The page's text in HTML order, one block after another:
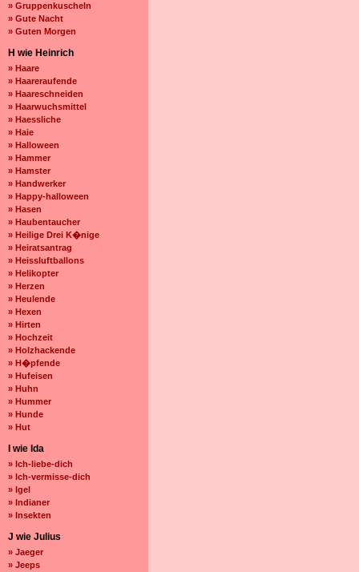
» Gruppenkuscheln
» Gute Nacht
» Guten Morgen
H wie Heinrich
» Haare
» Haareraufende
» Haareschneiden
» Haarwuchsmittel
» Haessliche
» Haie
» Halloween
» Hammer
» Hamster
» Handwerker
» Happy-halloween
» Hasen
» Haubentaucher
» Heilige Drei K�nige
» Heiratsantrag
» Heissluftballons
» Helikopter
» Herzen
» Heulende
» Hexen
» Hirten
» Hochzeit
» Holzhackende
» H�pfende
» Hufeisen
» Huhn
» Hummer
» Hunde
» Hut
I wie Ida
» Ich-liebe-dich
» Ich-vermisse-dich
» Igel
» Indianer
» Insekten
J wie Julius
» Jaeger
» Jeeps